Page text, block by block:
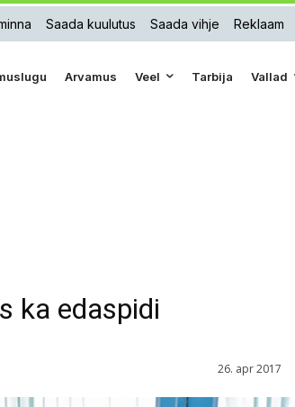
Saada kuulutus Saada vihje Reklaam
Arvamus Veel Tarbija Vallad
ka edaspidi
26. apr 2017